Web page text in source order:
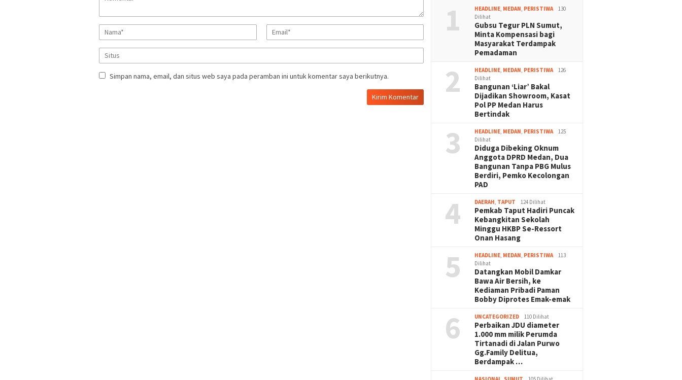
Simpan nama, email, dan situs web saya pada peramban ini untuk komentar saya berikutnya.
1 HEADLINE, MEDAN, PERISTIWA
130
Dilihat
Gubsu Tegur PLN Sumut,
Minta Kompensasi bagi
Masyarakat Terdampak
Pemadaman
2 HEADLINE, MEDAN, PERISTIWA
126
Dilihat
Bangunan ‘Liar’ Bakal
Dijadikan Showroom, Kasat
Pol PP Medan Harus
Bertindak
3 HEADLINE, MEDAN, PERISTIWA
125
Dilihat
Diduga Dibeking Oknum
Anggota DPRD Medan, Dua
Bangunan Tanpa PBG Mulus
Berdiri, Pemko Kecolongan
PAD
4 DAERAH, TAPUT 124 Dilihat
Pemkab Taput Hadiri Puncak
Kebangkitan Sekolah
Minggu HKBP Se-Ressort
Onan Hasang
5 HEADLINE, MEDAN, PERISTIWA
113
Dilihat
Datangkan Mobil Damkar
Bawa Air Bersih, ke
Kediaman Pribadi Paman
Bobby Diprotes Emak-emak
6 UNCATEGORIZED 110 Dilihat
Perbaikan JDU diameter
1.000 mm milik Perumda
Tirtanadi di Jalan Purwo
Gg.Family Delitua,
Berdampak …